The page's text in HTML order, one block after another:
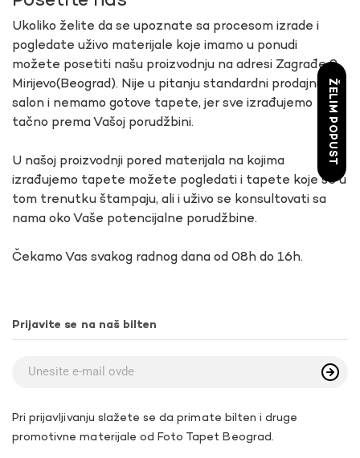
Ukoliko želite da se upoznate sa procesom izrade i
pogledate uživo materijale koje imamo u ponudi
možete posetiti našu proizvodnju na adresi Zagrađe 9,
Mirijevo(Beograd). Nije u pitanju standardni prodajni
salon i nemamo gotove tapete, jer sve izrađujemo
tačno prema Vašoj porudžbini.
U našoj proizvodnji pored materijala na kojima
izrađujemo tapete možete pogledati i tapete koje se u
tom trenutku štampaju, ali i uživo se konsultovati sa
nama oko Vaše potencijalne porudžbine.
Čekamo Vas svakog radnog dana od 08h do 16h.
Prijavite se na naš bilten
Pri prijavljivanju slažete se da primate bilten i druge
promotivne materijale od Foto Tapet Beograd.
ŽELIM POPUST